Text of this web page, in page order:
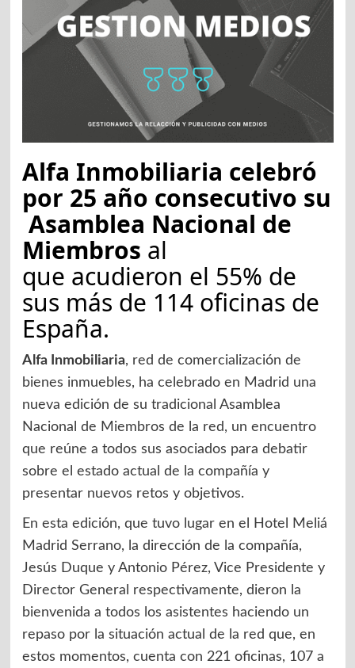
Alfa Inmobiliaria celebró
por 25 año consecutivo su
Asamblea Nacional de
Miembros al
que acudieron el 55% de
sus más de 114 oficinas de
España.
Alfa Inmobiliaria, red de comercialización de
bienes inmuebles, ha celebrado en Madrid una
nueva edición de su tradicional Asamblea
Nacional de Miembros de la red, un encuentro
que reúne a todos sus asociados para debatir
sobre el estado actual de la compañía y
presentar nuevos retos y objetivos.
En esta edición, que tuvo lugar en el Hotel Meliá
Madrid Serrano, la dirección de la compañía,
Jesús Duque y Antonio Pérez, Vice Presidente y
Director General respectivamente, dieron la
bienvenida a todos los asistentes haciendo un
repaso por la situación actual de la red que, en
estos momentos, cuenta con 221 oficinas, 107 a